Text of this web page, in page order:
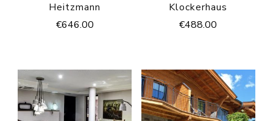
Heitzmann
€646.00
Klockerhaus
€488.00